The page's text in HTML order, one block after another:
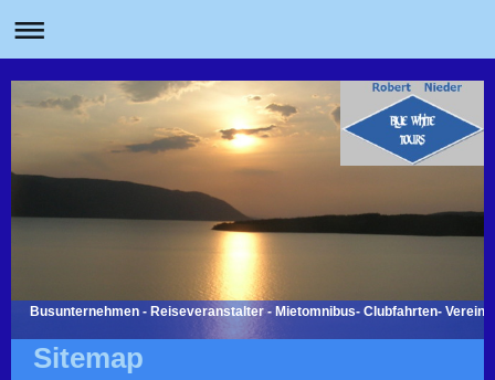
Busunternehmen - Reiseveranstalter - Mietomnibus- Clubfahrten-
Sitemap